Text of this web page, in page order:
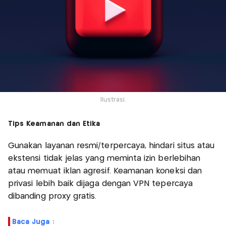
Ilustrasi.
Tips Keamanan dan Etika
Gunakan layanan resmi/terpercaya, hindari situs atau
ekstensi tidak jelas yang meminta izin berlebihan
atau memuat iklan agresif. Keamanan koneksi dan
privasi lebih baik dijaga dengan VPN tepercaya
dibanding proxy gratis.​
Baca Juga :